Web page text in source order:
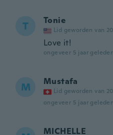
T Tonie
Lid geworden van
Love it!
ongeveer 5 jaar geleden
M Mustafa
Lid geworden van
ongeveer 5 jaar geleden
MICHELLE